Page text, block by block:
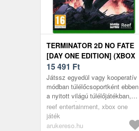
TERMINATOR 2D NO FATE
[DAY ONE EDITION] (XBOX
ONE)
15 491 Ft
Játssz egyedül vagy kooperatív
módban túlélőcsoportként ebben
a nyitott világú túlélőjátékban,
amely az Ítélet Napja után
visszatér az ikonikus Ter...
reef entertainment, xbox one
játék
arukereso.hu